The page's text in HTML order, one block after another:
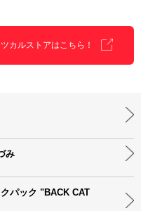
カルストアはこちら！
み
パック "BACK CAT